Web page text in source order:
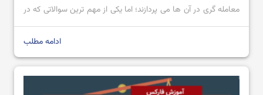
آموزش جامع بروکر آلپاری + ویدیو آموزش ثبت نام
باینری آپشن چیست؟ آموزش باینری آپشن آلپاری
معامله گری در آن ها می پردازند؛ اما یکی از مهم ترین سوالاتی که در
ذهن افراد شکل می گیرد این است که کدام یک از این دو می توانند
ادامه مطلب